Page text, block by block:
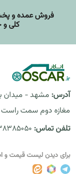
فروش عمده و
کلی و
آدرس:
مغازه دوم سمت راست
تلفن تماس:
برای دیدن لیست قیمت و